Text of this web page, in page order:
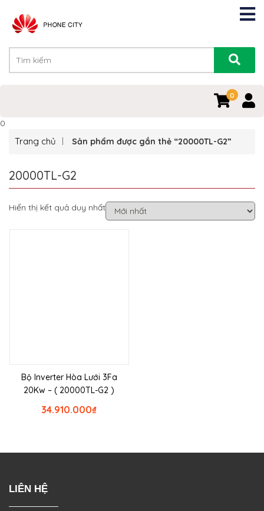
0
0
Trang chủ Sản phẩm được gắn thẻ “20000TL-G2”
20000TL-G2
Hiển thị kết quả duy nhất
Bộ Inverter Hòa Lưới 3Fa
20Kw – ( 20000TL-G2 )
₫
34.910.000
LIÊN HỆ